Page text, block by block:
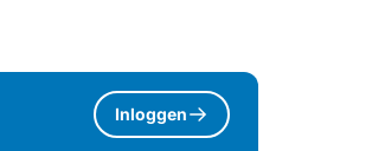
Inloggen